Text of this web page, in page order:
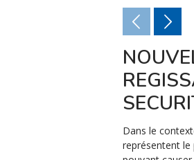
Dans le
représentent le